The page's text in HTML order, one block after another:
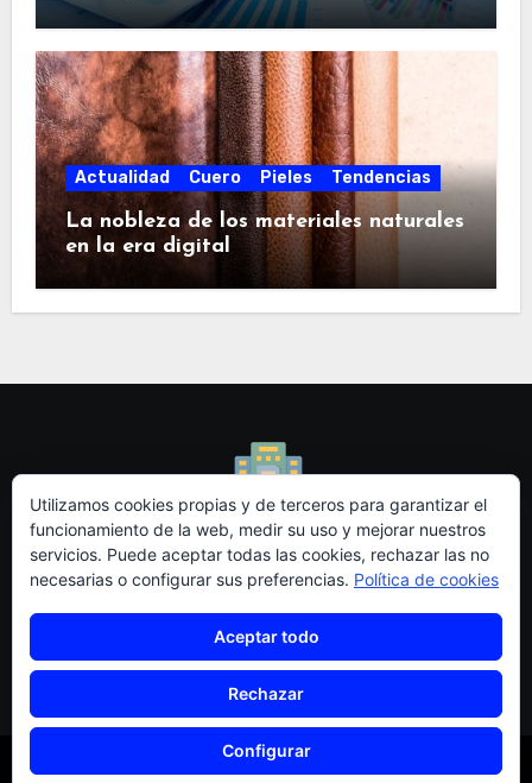
Actualidad Cuero Pieles Tendencias
La nobleza de los materiales naturales
en la era digital
Redidi - Blog de
Emprendedores I+D
Copyright © All rights reserved |BlogusporThemeansar
Utilizamos cookies propias y de terceros para garantizar el
funcionamiento de la web, medir su uso y mejorar nuestros
servicios. Puede aceptar todas las cookies, rechazar las no
necesarias o configurar sus preferencias. Política de cookies
Aceptar todo
Rechazar
Configurar